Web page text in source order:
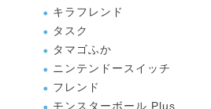
キラフレンド
タスク
タマゴふか
ニンテンドースイッチ
フレンド
モンスターボール Plus